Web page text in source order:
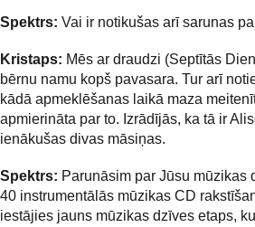
Spektrs: Vai ir notikušas arī sarunas
Kristaps: Mēs ar draudzi (Septītās
bērnu namu kopš pavasara. Tur arī
kādā apmeklēšanas laikā maza
apmierināta par to. Izrādījās, ka tā ir
ienākušas divas māsiņas.
Spektrs: Parunāsim par Jūsu mūzikas
40 instrumentālās mūzikas CD
iestājies jauns mūzikas dzīves etaps,